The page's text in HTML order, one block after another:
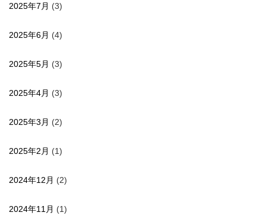
2025年7月 (3)
2025年6月 (4)
2025年5月 (3)
2025年4月 (3)
2025年3月 (2)
2025年2月 (1)
2024年12月 (2)
2024年11月 (1)